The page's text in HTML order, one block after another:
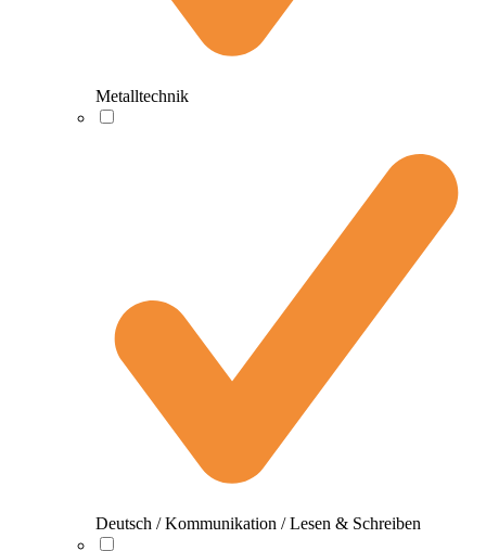
Metalltechnik
Deutsch / Kommunikation / Lesen & Schreiben